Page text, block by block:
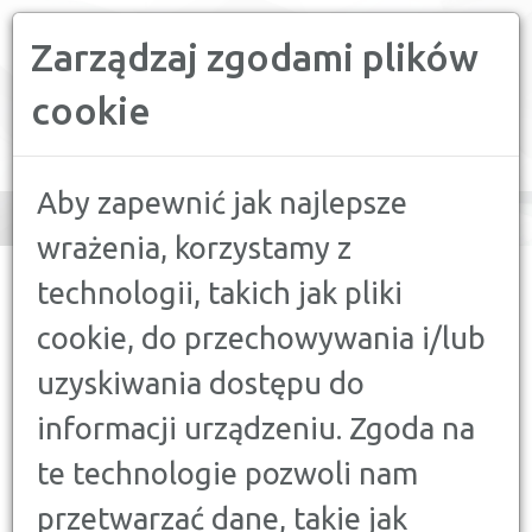
Zarządzaj zgodami plików
cookie
Aby zapewnić jak najlepsze
wrażenia, korzystamy z
technologii, takich jak pliki
cookie, do przechowywania i/lub
uzyskiwania dostępu do
informacji urządzeniu. Zgoda na
te technologie pozwoli nam
przetwarzać dane, takie jak
navigation
KONTO BANKOWE?
KONTA, LOKATY
KTO MA WGLĄD W KONTO
BANKOWE?
6 KWIETNIA 2016
Mogłoby się wydawać, że wgląd w nasze